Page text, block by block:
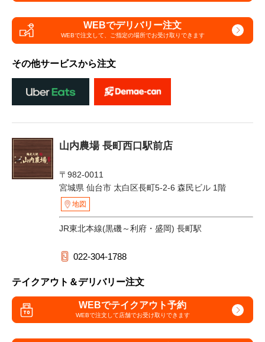
WEBでデリバリー注文
WEBで注文して、 ご指定の場所でお受け取りできます
その他サービスから注文
山内農場 長町西口駅前店
〒982-0011
宮城県 仙台市 太白区長町5-2-6 森民ビル 1階
地図
JR東北本線(黒磯～利府・盛岡) 長町駅
022-304-1788
テイクアウト＆デリバリー注文
WEBでテイクアウト予約
WEBで注文して店舗でお受け取りできます